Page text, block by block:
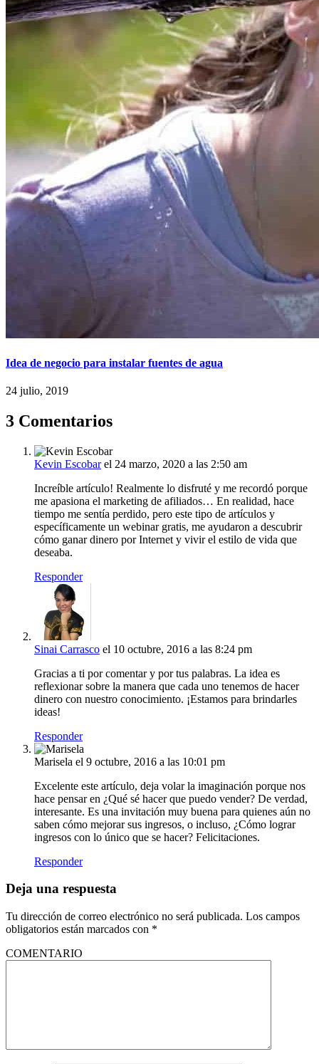
Idea de negocio para instalar fuentes de agua
24 julio, 2019
3 Comentarios
Kevin Escobar el 24 marzo, 2020 a las 2:50 am
Increíble artículo! Realmente lo disfruté y me recordó porque
me apasiona el marketing de afiliados… En realidad, hace
tiempo me sentía perdido, pero este tipo de artículos y
específicamente un webinar gratis, me ayudaron a descubrir
cómo ganar dinero por Internet y vivir el estilo de vida que
deseaba.
Responder
Sinai Carrasco el 10 octubre, 2016 a las 8:24 pm
Gracias a ti por comentar y por tus palabras. La idea es
reflexionar sobre la manera que cada uno tenemos de hacer
dinero con nuestro conocimiento. ¡Estamos para brindarles
ideas!
Responder
Marisela el 9 octubre, 2016 a las 10:01 pm
Excelente este artículo, deja volar la imaginación porque nos
hace pensar en ¿Qué sé hacer que puedo vender? De verdad,
interesante. Es una invitación muy buena para quienes aún no
saben cómo mejorar sus ingresos, o incluso, ¿Cómo lograr
ingresos con lo único que se hacer? Felicitaciones.
Responder
Deja una respuesta
Tu dirección de correo electrónico no será publicada. Los campos
obligatorios están marcados con *
COMENTARIO